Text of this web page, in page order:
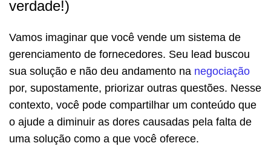
verdade!)
Vamos imaginar que você vende um sistema de
gerenciamento de fornecedores. Seu lead buscou
sua solução e não deu andamento na negociação
por, supostamente, priorizar outras questões. Nesse
contexto, você pode compartilhar um conteúdo que
o ajude a diminuir as dores causadas pela falta de
uma solução como a que você oferece.